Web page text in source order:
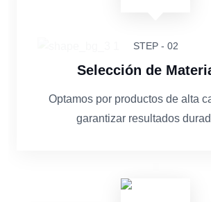
STEP - 02
Selección de
Optamos por productos de alta
garantizar resultados